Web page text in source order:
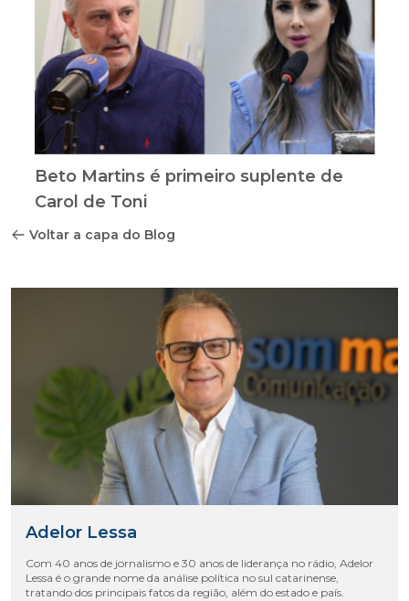
Beto Martins é primeiro suplente de
Carol de Toni
Voltar a capa do Blog
Adelor Lessa
Com 40 anos de jornalismo e 30 anos de liderança no rádio, Adelor
Lessa é o grande nome da análise política no sul catarinense,
tratando dos principais fatos da região, além do estado e país.